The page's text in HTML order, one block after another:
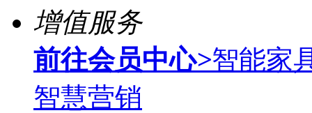
增值服务
前往会员中心>智能家
智慧营销